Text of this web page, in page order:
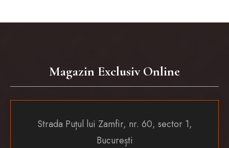
Magazin Exclusiv Online
Strada Puțul lui Zamfir, nr. 60, sector 1,
București